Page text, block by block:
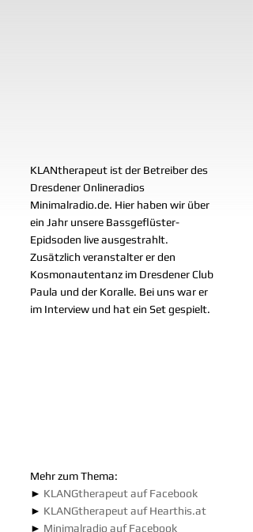
KLANtherapeut ist der Betreiber des
Dresdener Onlineradios
Minimalradio.de. Hier haben wir über
ein Jahr unsere Bassgeflüster-
Epidsoden live ausgestrahlt.
Zusätzlich veranstalter er den
Kosmonautentanz im Dresdener Club
Paula und der Koralle. Bei uns war er
im Interview und hat ein Set gespielt.
Mehr zum Thema:
► KLANGtherapeut auf Facebook
► KLANGtherapeut auf Hearthis.at
► Minimalradio auf Facebook